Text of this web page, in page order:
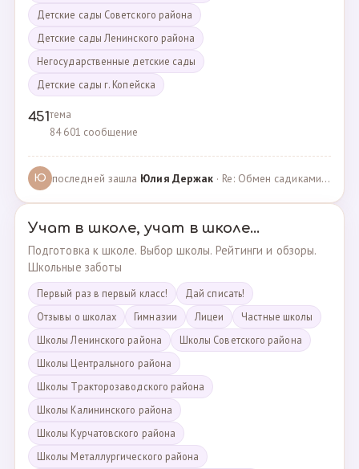
Детские сады Советского района
Детские сады Ленинского района
Негосударственные детские сады
Детские сады г. Копейска
451тема
84 601 сообщение
Ю последней зашла Юлия Держак · Re: Обмен садиками, продажа путевок · 25.01.2023
Учат в школе, учат в школе...
Подготовка к школе. Выбор школы. Рейтинги и обзоры.
Школьные заботы
Первый раз в первый класс!
Дай списать!
Отзывы о школах
Гимназии Лицеи
Частные школы
Школы Ленинского района
Школы Советского района
Школы Центрального района
Школы Тракторозаводского района
Школы Калининского района
Школы Курчатовского района
Школы Металлургического района